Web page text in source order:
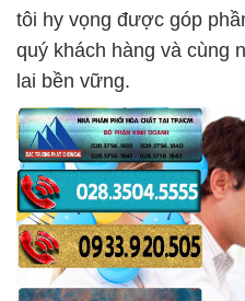
tôi hy vọng được góp
quý khách hàng và cùng
lai bền vững.